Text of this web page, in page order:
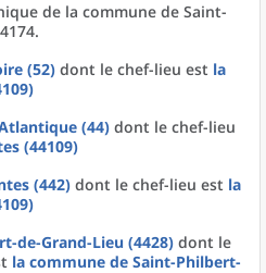
de la commune de Saint-
(52) dont le chef-lieu est la
(44) dont le chef-lieu
(44109)
(442) dont le chef-lieu est la
de-Grand-Lieu (4428) dont le
la commune de Saint-Philbert-